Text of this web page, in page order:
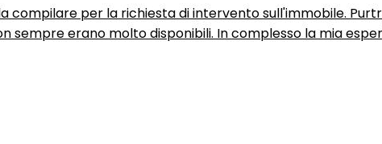
compilare per la richiesta di intervento sull'immobile.
sempre erano molto disponibili. In complesso la mia